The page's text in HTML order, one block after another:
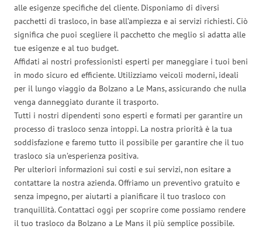
alle esigenze specifiche del cliente. Disponiamo di diversi
pacchetti di trasloco, in base all’ampiezza e ai servizi richiesti. Ciò
significa che puoi scegliere il pacchetto che meglio si adatta alle
tue esigenze e al tuo budget.
Affidati ai nostri professionisti esperti per maneggiare i tuoi beni
in modo sicuro ed efficiente. Utilizziamo veicoli moderni, ideali
per il lungo viaggio da Bolzano a Le Mans, assicurando che nulla
venga danneggiato durante il trasporto.
Tutti i nostri dipendenti sono esperti e formati per garantire un
processo di trasloco senza intoppi. La nostra priorità è la tua
soddisfazione e faremo tutto il possibile per garantire che il tuo
trasloco sia un’esperienza positiva.
Per ulteriori informazioni sui costi e sui servizi, non esitare a
contattare la nostra azienda. Offriamo un preventivo gratuito e
senza impegno, per aiutarti a pianificare il tuo trasloco con
tranquillità. Contattaci oggi per scoprire come possiamo rendere
il tuo trasloco da Bolzano a Le Mans il più semplice possibile.